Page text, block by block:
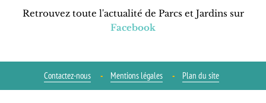
Retrouvez toute l'actualité de Parcs et Jardins sur
Facebook
Contactez-nous Mentions légales Plan du site